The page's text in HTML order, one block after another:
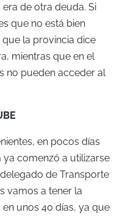
de otra deuda. Si
que no está bien
la provincia dice
mientras que en el
no pueden acceder al
en pocos días
ya comenzó a utilizarse
de Transporte
vamos a tener la
en unos 40 días, ya que